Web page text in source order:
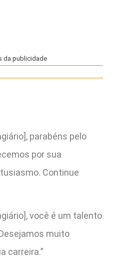
da publicidade
parabéns pelo
por sua
Continue
você é um talento
muito
carreira.”